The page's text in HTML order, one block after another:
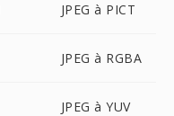
JPEG à PICT
JPEG à RGBA
JPEG à YUV